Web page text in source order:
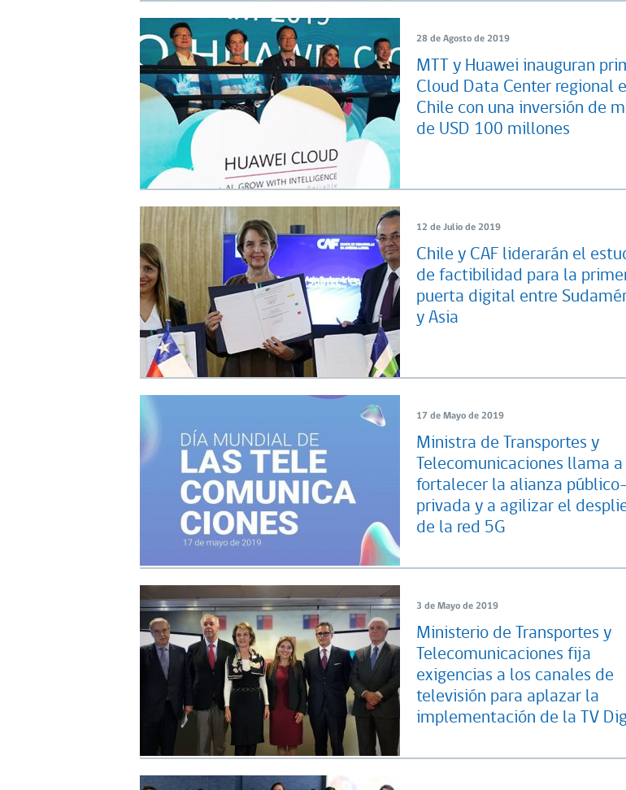
28 de Agosto de 2019
MTT y Huawei inauguran
Cloud Data Center regional
Chile con una inversión de
de USD 100 millones
12 de Julio de 2019
Chile y CAF liderarán el
de factibilidad para la
puerta digital entre
y Asia
17 de Mayo de 2019
Ministra de Transportes y
Telecomunicaciones llama a
fortalecer la alianza público-
privada y a agilizar el
de la red 5G
3 de Mayo de 2019
Ministerio de Transportes y
Telecomunicaciones fija
exigencias a los canales de
televisión para aplazar la
implementación de la TV